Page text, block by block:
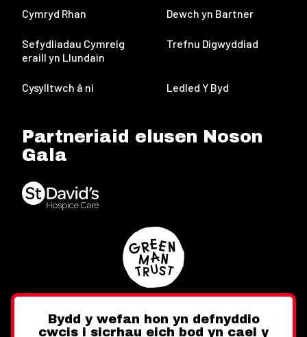
Cymryd Rhan Dewch yn Bartner
Sefydliadau Cymreig
eraill yn Llundain
Trefnu Digwyddiad
Cysylltwch â ni Ledled Y Byd
Partneriaid elusen Noson
Gala
Bydd y wefan hon yn defnyddio
cwcis i sicrhau eich bod yn cael y